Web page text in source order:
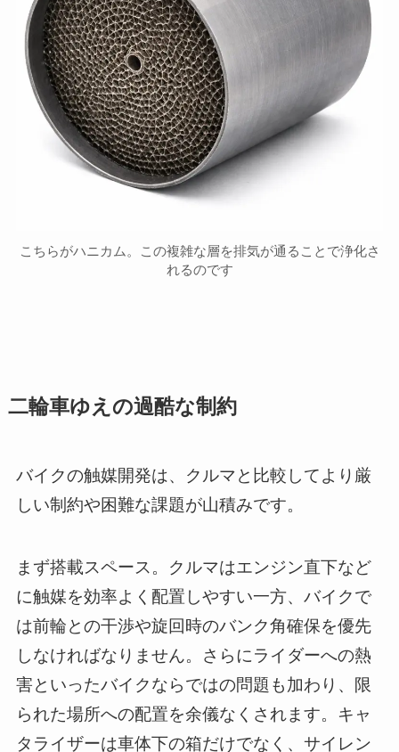
こちらがハニカム。この複雑な層を排気が通ることで浄化さ
れるのです
二輪車ゆえの過酷な制約
バイクの触媒開発は、クルマと比較してより厳
しい制約や困難な課題が山積みです。
まず搭載スペース。クルマはエンジン直下など
に触媒を効率よく配置しやすい一方、バイクで
は前輪との干渉や旋回時のバンク角確保を優先
しなければなりません。さらにライダーへの熱
害といったバイクならではの問題も加わり、限
られた場所への配置を余儀なくされます。キャ
タライザーは車体下の箱だけでなく、サイレン